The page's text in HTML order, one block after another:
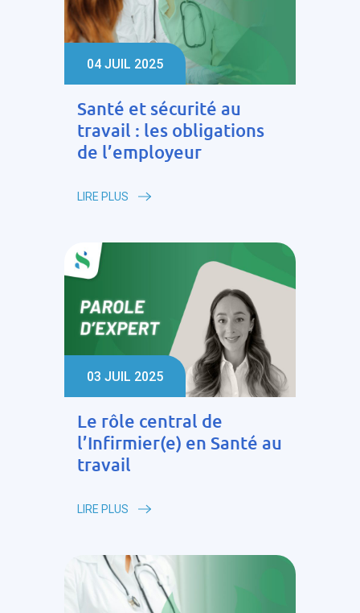
04 JUIL 2025
Santé et sécurité au
travail : les obligations
de l’employeur
LIRE PLUS
03 JUIL 2025
Le rôle central de
l’Infirmier(e) en Santé au
travail
LIRE PLUS